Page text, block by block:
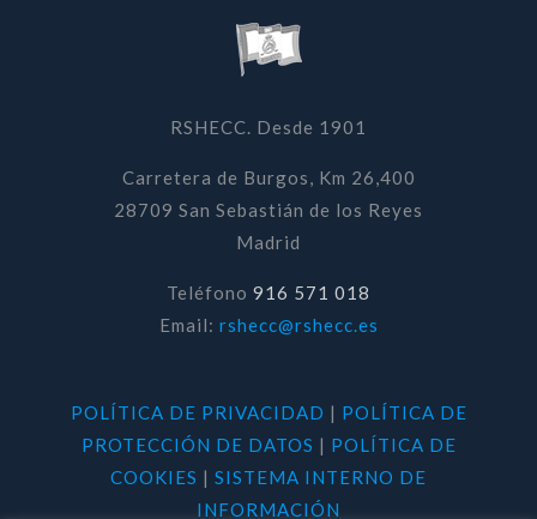
RSHECC. Desde 1901
Carretera de Burgos, Km 26,400
28709 San Sebastián de los Reyes
Madrid
Teléfono 916 571 018
Email: rshecc@rshecc.es
POLÍTICA DE PRIVACIDAD | POLÍTICA DE
PROTECCIÓN DE DATOS | POLÍTICA DE
COOKIES | SISTEMA INTERNO DE
INFORMACIÓN